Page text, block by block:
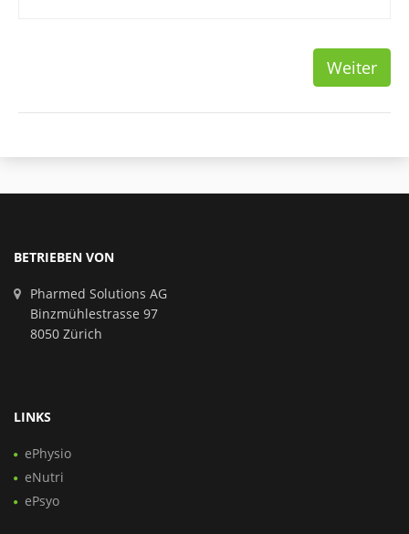
Weiter
BETRIEBEN VON
Pharmed Solutions AG
Binzmühlestrasse 97
8050 Zürich
LINKS
ePhysio
eNutri
ePsyo